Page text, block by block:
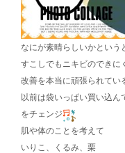
なにが素晴らしいかとい
すこしでもニキビのできに
改善を本当に頑張られてい
以前は袋いっぱい買い込
をチェンジ
肌や体のことを考えて
いりこ、くるみ、栗